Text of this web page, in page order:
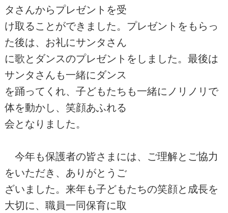
タさんからプレゼントを受
け取ることができました。プレゼントをもらっ
た後は、お礼にサンタさん
に歌とダンスのプレゼントをしました。最後は
サンタさんも一緒にダンス
を踊ってくれ、子どもたちも一緒にノリノリで
体を動かし、笑顔あふれる
会となりました。
今年も保護者の皆さまには、ご理解とご協力
をいただき、ありがとうご
ざいました。来年も子どもたちの笑顔と成長を
大切に、職員一同保育に取